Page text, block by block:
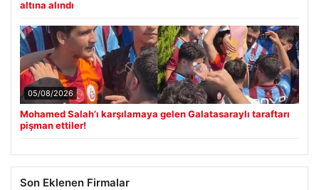
altına alındı
05/08/2026
Mohamed Salah’ı karşılamaya gelen Galatasaraylı taraftarı
pişman ettiler!
Son Eklenen Firmalar